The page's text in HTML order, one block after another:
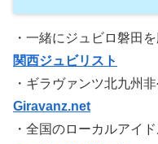
・一緒にジュビロ磐田
関西ジュビリスト
・ギラヴァンツ北九州
Giravanz.net
・全国のローカルアイ